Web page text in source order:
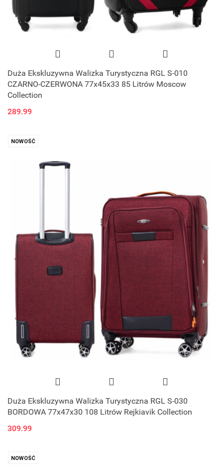
Duża Ekskluzywna Walizka Turystyczna RGL S-010
CZARNO-CZERWONA 77x45x33 85 Litrów Moscow
Collection
289.99
NOWOŚĆ
Duża Ekskluzywna Walizka Turystyczna RGL S-030
BORDOWA 77x47x30 108 Litrów Rejkiavik Collection
309.99
NOWOŚĆ